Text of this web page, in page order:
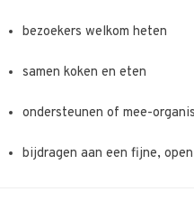
bezoekers welkom heten
samen koken en eten
ondersteunen of mee-
bijdragen aan een fijne,